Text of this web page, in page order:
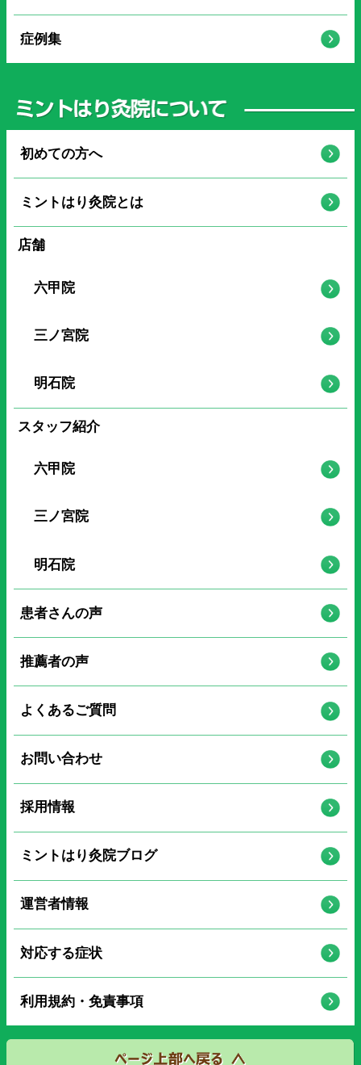
症例集
初めての方へ
ミントはり灸院とは
店舗
六甲院
三ノ宮院
明石院
スタッフ紹介
六甲院
三ノ宮院
明石院
患者さんの声
推薦者の声
よくあるご質問
お問い合わせ
採用情報
ミントはり灸院ブログ
運営者情報
対応する症状
利用規約・免責事項